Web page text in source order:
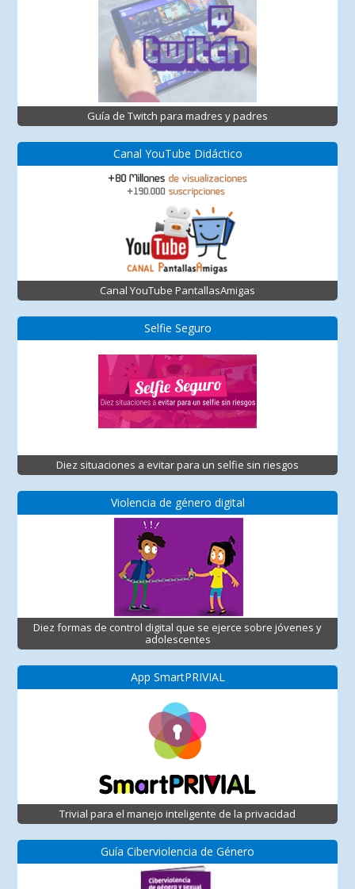
Guía de Twitch para madres y padres
Canal YouTube Didáctico
Canal YouTube PantallasAmigas
Selfie Seguro
Diez situaciones a evitar para un selfie sin riesgos
Violencia de género digital
Diez formas de control digital que se ejerce sobre jóvenes y
adolescentes
App SmartPRIVIAL
Trivial para el manejo inteligente de la privacidad
Guía Ciberviolencia de Género